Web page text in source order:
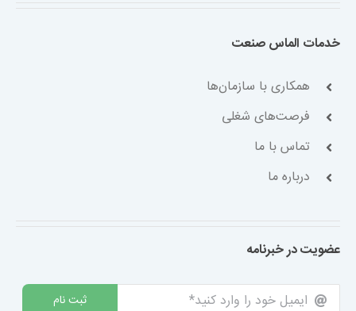
خدمات الماس صنعت
همکاری با سازمان‌ها
فرصت‌های شغلی
تماس با ما
درباره ما
عضویت در خبرنامه
ثبت نام